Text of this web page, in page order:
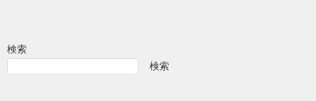
ビ
ゲ
検索
検索